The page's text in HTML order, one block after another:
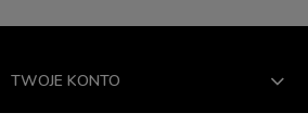
TWOJE KONTO